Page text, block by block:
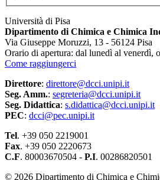
Università di Pisa
Dipartimento di Chimica e Chimica
Via Giuseppe Moruzzi, 13 - 56124 Pisa
Orario di apertura: dal lunedì al venerdì,
Come raggiungerci
Direttore: direttore@dcci.unipi.it
Seg. Amm.: segreteria@dcci.unipi.it
Seg. Didattica: s.didattica@dcci.unipi.it
PEC: dcci@pec.unipi.it
Tel. +39 050 2219001
Fax. +39 050 2220673
C.F. 80003670504 - P.I. 00286820501
© 2026 Dipartimento di Chimica e